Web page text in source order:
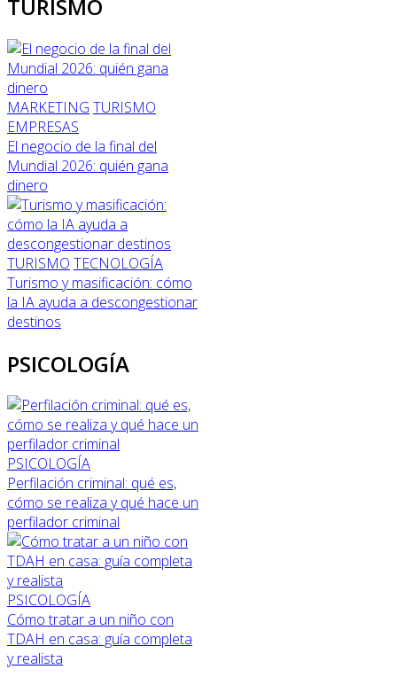
TURISMO
MARKETING TURISMO
EMPRESAS
El negocio de la final del
Mundial 2026: quién gana
dinero
TURISMO TECNOLOGÍA
Turismo y masificación: cómo
la IA ayuda a descongestionar
destinos
PSICOLOGÍA
PSICOLOGÍA
Perfilación criminal: qué es,
cómo se realiza y qué hace un
perfilador criminal
PSICOLOGÍA
Cómo tratar a un niño con
TDAH en casa: guía completa
y realista